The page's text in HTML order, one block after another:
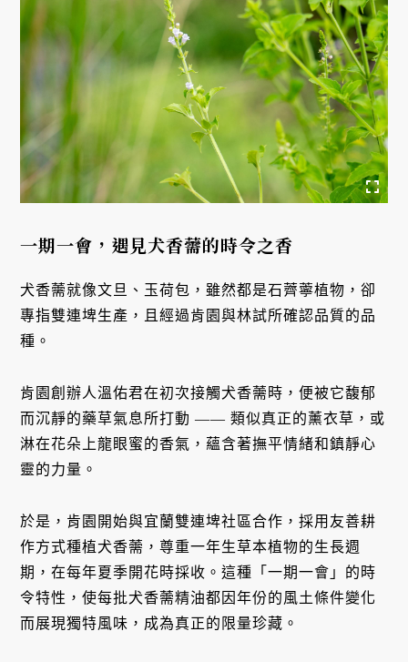
一期一會，遇見犬香薷的時令之香
犬香薷就像文旦、玉荷包，雖然都是石薺薴植物，卻
專指雙連埤生產，且經過肯園與林試所確認品質的品
種。
肯園創辦人溫佑君在初次接觸犬香薷時，便被它馥郁
而沉靜的藥草氣息所打動 —— 類似真正的薰衣草，或
淋在花朵上龍眼蜜的香氣，蘊含著撫平情緒和鎮靜心
靈的力量。
於是，肯園開始與宜蘭雙連埤社區合作，採用友善耕
作方式種植犬香薷，尊重一年生草本植物的生長週
期，在每年夏季開花時採收。這種「一期一會」的時
令特性，使每批犬香薷精油都因年份的風土條件變化
而展現獨特風味，成為真正的限量珍藏。